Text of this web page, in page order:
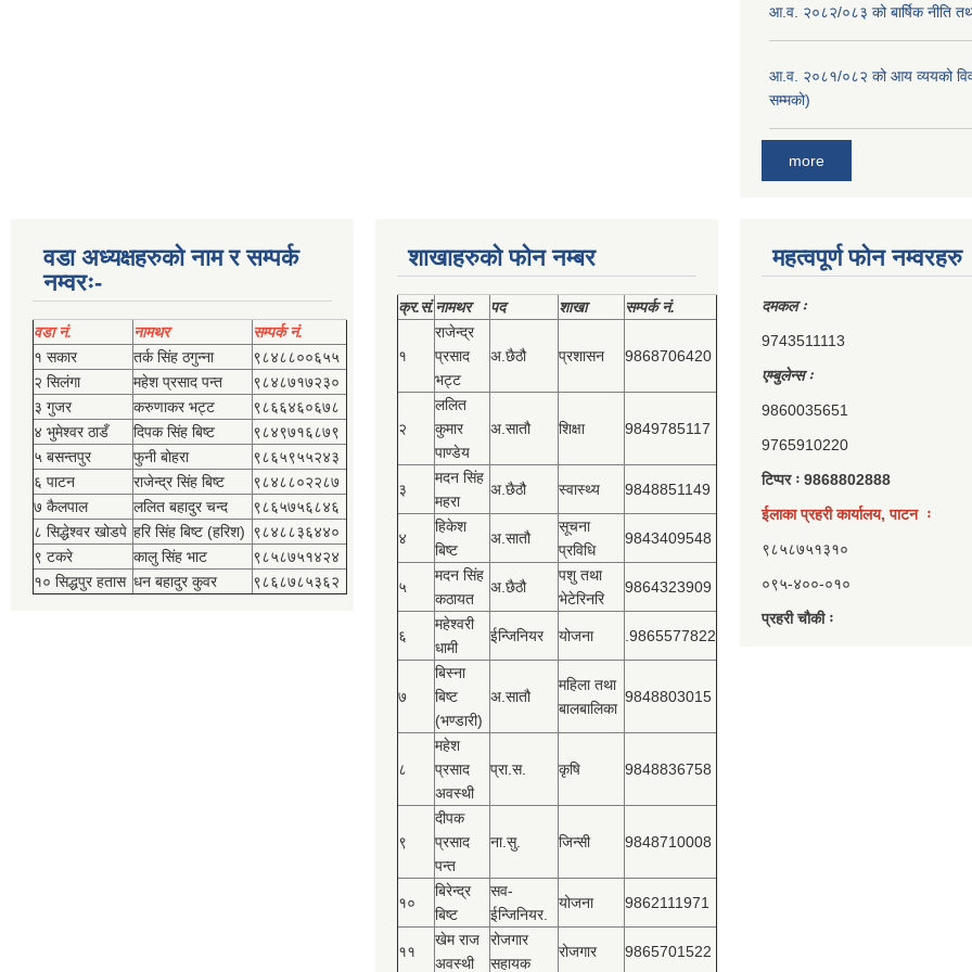
आ.व. २०८२/०८३ को बार्षिक नीति
आ.व. २०८१/०८२ को आय व्ययको
सम्मको)
more
वडा अध्यक्षहरुको नाम र सम्पर्क
नम्वरः-
वडा नं. नामथर
सम्पर्क नं.
१ सकार
तर्क सिंह ठगुन्‍ना
९८४८८००६५५
२ सिलंगा
महेश प्रसाद पन्त
९८४८७१७२३०
३ गुजर
करुणाकर भट्ट
९८६६४६०६७८
४ भुमेश्‍वर ठाडँ
दिपक सिंह बिष्‍ट
९८४९७१६८७९
५ बसन्तपुर
फुनी बोहरा
९८६५९५५२४३
६ पाटन
राजेन्द्र सिंह बिष्‍ट
९८४८८०२२८७
७ कैलपाल
ललित बहादुर चन्द
९८६५७५६८४६
८ सिद्धेश्‍वर खोडपे हरि सिंह बिष्‍ट (हरिश) ९८४८८३६४४०
९ टकरे
कालु सिंह भाट
९८५८७५१४२४
१० सिद्धपुर हतास धन बहादुर कुवर ९८६८७८५३६२
शाखाहरुको फोन नम्बर
क्र.सं.नामथर पद शाखा सम्‍पर्क नं.
१
राजेन्द्र
प्रसाद
भट्ट
अ.छैठौ प्रशासन 9868706420
२
ललित
कुमार
पाण्डेय
अ.सातौ शिक्षा 9849785117
३
मदन सिंह
महरा
अ.छैठौ स्वास्थ्य 9848851149
४
हिकेश
बिष्‍ट
अ.सातौ
सूचना
प्रविधि
9843409548
५
मदन सिंह
कठायत
अ.छैठौ
पशु तथा
भेटेरिनरि
9864323909
६
महेश्‍वरी
धामी
ईन्जिनियर योजना .9865577822
७
बिस्‍ना
बिष्‍ट
(भण्डारी)
अ.सातौ
महिला तथा
बालबालिका
9848803015
८
महेश
प्रसाद
अवस्थी
प्रा.स. कृषि 9848836758
९
दीपक
प्रसाद
पन्त
ना.सु. जिन्सी 9848710008
१०
बिरेन्द्र
बिष्‍ट
सव-
ईन्जिनियर.
योजना 9862111971
११
खेम राज
अवस्थी
रोजगार
सहायक
रोजगार 9865701522
महत्वपूर्ण फोन नम्वरहरु
दमकल ः
9743511113
एम्बुलेन्स ः
9860035651
9765910220
टिप्पर ः 9868802888
ईलाका प्रहरी कार्यालय, पाटन ः
९८५८७५१३१०
०९५-४००-०१०
प्रहरी चौकी ः